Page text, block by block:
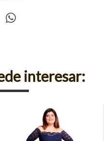
interesar: